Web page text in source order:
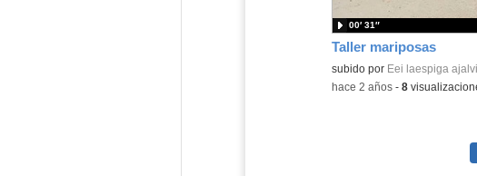
Taller mariposas
Contenido educativo.
subido por Eei laespiga
00′ 31″
-hace 2 años- 8